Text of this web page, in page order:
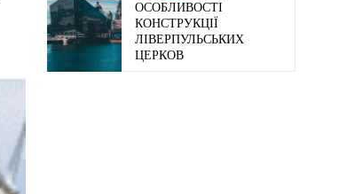
ОСОБЛИВОСТІ
КОНСТРУКЦІЇ
ЛІВЕРПУЛЬСЬКИХ
ЦЕРКОВ